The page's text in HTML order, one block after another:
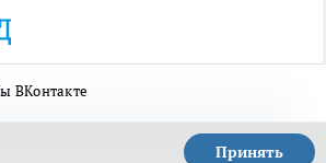
ВКонтакте
Принять